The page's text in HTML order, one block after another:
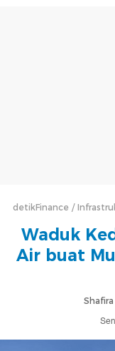
detikFinance
Waduk
Air buat